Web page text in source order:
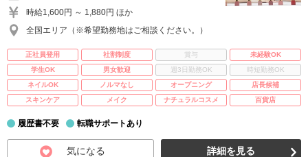
時給1,600円 ～ 1,880円 ほか
全国エリア（※希望勤務地はご相談ください。）
正社員登用 社割制度 賞与
未経験OK
学生OK
男女歓迎 週3日勤務OK
時短勤務OK
ネイルOK
ノルマなし オープニング
店長候補
スキンケア
メイク ナチュラルコスメ 百貨店
履歴書不要 転職サポートあり
気になる 詳細を見る